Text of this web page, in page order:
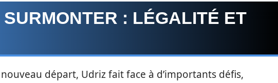
: LÉGALITÉ ET
départ, Udriz fait face à d’importants défis,